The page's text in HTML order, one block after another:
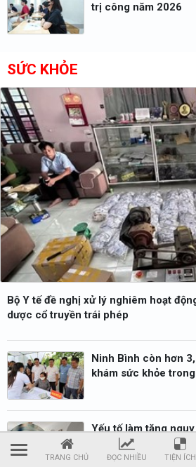
trị công năm 2026
SỨC KHỎE
Bộ Y tế đề nghị xử lý nghiêm hoạt
dược cổ truyền trái phép
Ninh Bình còn hơn
khám sức khỏe
Yếu tố làm tăng
ngược
TRANG CHỦ ĐỌC NHIỀU TIỆN ÍCH